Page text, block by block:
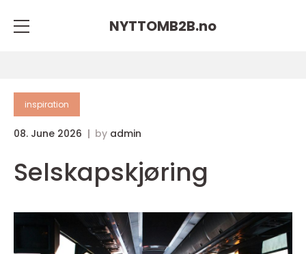
NYTTOMB2B.no
inspiration
08. June 2026 by admin
Selskapskjøring